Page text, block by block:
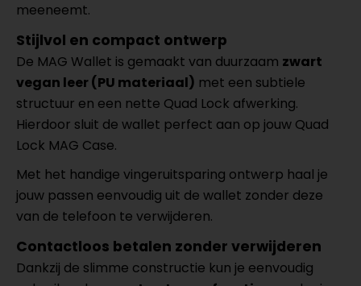
meeneemt.
Stijlvol en compact ontwerp
De MAG Wallet is gemaakt van duurzaam zwart
vegan leer (PU materiaal) met een subtiele
structuur en een nette Quad Lock afwerking.
Hierdoor sluit de wallet perfect aan op jouw Quad
Lock MAG Case.
Met het handige vingeruitsparing ontwerp haal je
jouw passen eenvoudig uit de wallet zonder deze
van de telefoon te verwijderen.
Contactloos betalen zonder verwijderen
Dankzij de slimme constructie kun je eenvoudig